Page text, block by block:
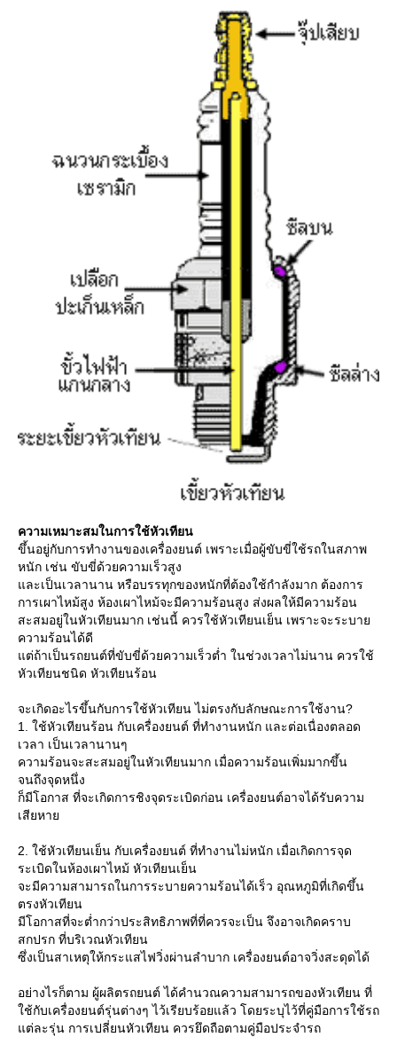
ความเหมาะสมในการใช้หัวเทียน
ขึ้นอยู่กับการทำงานของเครื่องยนต์ เพราะเมื่อผู้ขับขี่ใช้รถในสภาพ
หนัก เช่น ขับขี่ด้วยความเร็วสูง
ละเป็นเวลานาน หรือบรรทุกของหนักที่ต้องใช้กำลังมาก ต้องการ
การเผาไหม้สูง ห้องเผาไหม้จะมีความร้อนสูง ส่งผลให้มีความร้อน
สะสมอยู่ในหัวเทียนมาก เช่นนี้ ควรใช้หัวเทียนเย็น เพราะจะระบา
ความร้อนได้ดี
ต่ถ้าเป็นรถยนต์ที่ขับขี่ด้วยความเร็วต่ำ ในช่วงเวลาไม่นาน ควรใช้
หัวเทียนชนิด หัวเทียนร้อน
จะเกิดอะไรขึ้นกับการใช้หัวเทียน ไม่ตรงกับลักษณะการใช้งาน?
1. ใช้หัวเทียนร้อน กับเครื่องยนต์ ที่ทำงานหนัก และต่อเนื่องตลอด
เวลา เป็นเวลานานๆ
ความร้อนจะสะสมอยู่ในหัวเทียนมาก เมื่อความร้อนเพิ่มมากขึ้น
จนถึงจุดหนึ่ง
ก็มีโอกาส ที่จะเกิดการชิงจุดระเบิดก่อน เครื่องยนต์อาจได้รับความ
เสียหา
2. ใช้หัวเทียนเย็น กับเครื่องยนต์ ที่ทำงานไม่หนัก เมื่อเกิดการจุด
ระเบิดในห้องเผาไหม้ หัวเทียนเย็น
จะมีความสามารถในการระบายความร้อนได้เร็ว อุณหภูมิที่เกิดขึ้น
ตรงหัวเทียน
มีโอกาสที่จะต่ำกว่าประสิทธิภาพที่ที่ควรจะเป็น จึงอาจเกิดคราบ
สกปรก ที่บริเวณหัวเทียน
ซึ่งเป็นสาเหตุให้กระแสไฟวิ่งผ่านลำบาก เครื่องยนต์อาจวิ่งสะดุดได้
อย่างไรก็ตาม ผู้ผลิตรถยนต์ ได้คำนวณความสามารถของหัวเทียน ที่
ช้กับเครื่องยนต์รุ่นต่างๆ ไว้เรียบร้อยแล้ว โดยระบุไว้ที่คู่มือการใช้รถ
ต่ละรุ่น การเปลี่ยนหัวเทียน ควรยึดถือตามคู่มือประจำรถ